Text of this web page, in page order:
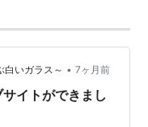
いガラス～ • 7ヶ月前
イトができまし